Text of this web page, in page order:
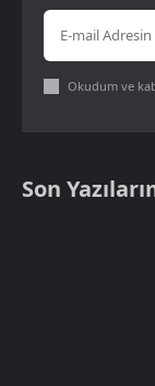
Okudum ve
Son